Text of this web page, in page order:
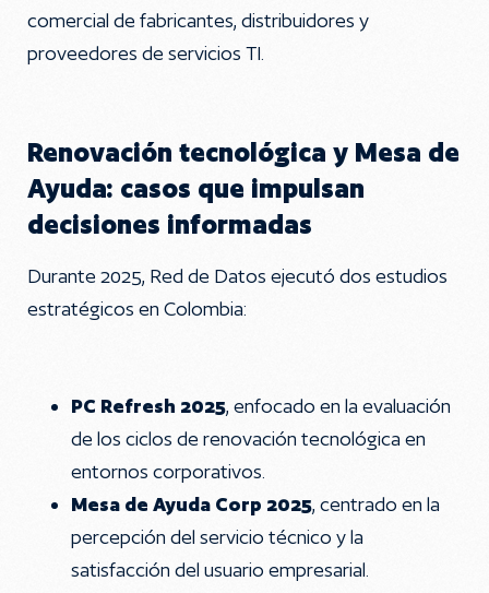
comercial de fabricantes, distribuidores y
proveedores de servicios TI.
Renovación tecnológica y Mesa de
Ayuda: casos que impulsan
decisiones informadas
Durante 2025, Red de Datos ejecutó dos estudios
estratégicos en Colombia:
PC Refresh 2025, enfocado en la evaluación
de los ciclos de renovación tecnológica en
entornos corporativos.
Mesa de Ayuda Corp 2025, centrado en la
percepción del servicio técnico y la
satisfacción del usuario empresarial.